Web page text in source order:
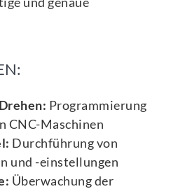
Programmierung
CNC-Maschinen
Durchführung von
und -einstellungen
Überwachung der